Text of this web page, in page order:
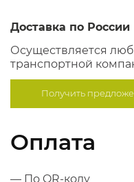
Доставка по России
Осуществляется
транспортной
Получить
Оплата
— По QR-коду